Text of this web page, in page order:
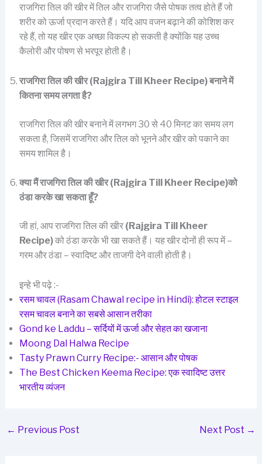
राजगिरा तिल की खीर में तिल और राजगिरा जैसे पोषक तत्व होते हैं जो
शरीर को ऊर्जा प्रदान करते हैं। यदि आप वजन बढ़ाने की कोशिश कर
रहे हैं, तो यह खीर एक अच्छा विकल्प हो सकती है क्योंकि यह उच्च
कैलोरी और पोषण से भरपूर होती है।
राजगिरा तिल की खीर (Rajgira Till Kheer Recipe) बनाने में
कितना समय लगता है?
राजगिरा तिल की खीर बनाने में लगभग 30 से 40 मिनट का समय लग
सकता है, जिसमें राजगिरा और तिल को भूनने और खीर को पकाने का
समय शामिल है।
क्या मैं राजगिरा तिल की खीर (Rajgira Till Kheer Recipe)को
ठंडा करके खा सकता हूँ?
जी हां, आप राजगिरा तिल की खीर (Rajgira Till Kheer
Recipe)को ठंडा करके भी खा सकते हैं। यह खीर दोनों ही रूप में –
गरम और ठंडा – स्वादिष्ट और ताजगी देने वाली होती है।
इन्हे भी पढ़े :-
रसम चावल (Rasam Chawal recipe in Hindi): होटल स्टाइल
रसम चावल बनाने का सबसे आसान तरीका
Gond ke Laddu – सर्दियों में ऊर्जा और सेहत का खजाना
Moong Dal Halwa Recipe
Tasty Prawn Curry Recipe:- आसान और पोषक
The Best Chicken Keema Recipe: एक स्वादिष्ट उत्तर
भारतीय व्यंजन
← Previous Post Next Post →